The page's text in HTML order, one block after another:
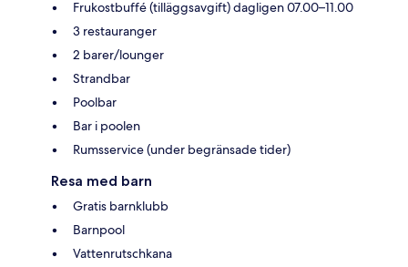
Frukostbuffé (tilläggsavgift) dagligen 07.00–11.00
3 restauranger
2 barer/lounger
Strandbar
Poolbar
Bar i poolen
Rumsservice (under begränsade tider)
Resa med barn
Gratis barnklubb
Barnpool
Vattenrutschkana